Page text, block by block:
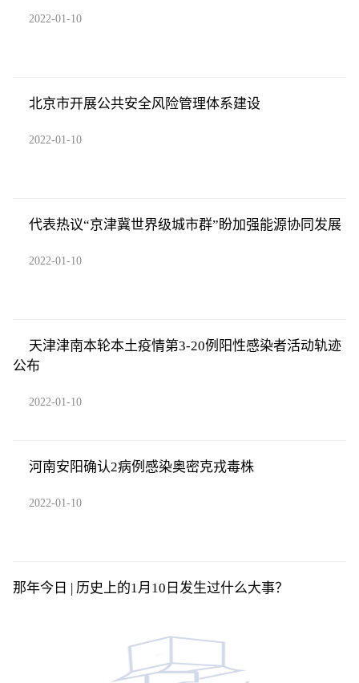
2022-01-10
北京市开展公共安全风险管理体系建设
2022-01-10
代表热议“京津冀世界级城市群”盼加强能源协同发展
2022-01-10
天津津南本轮本土疫情第3-20例阳性感染者活动轨迹
公布
2022-01-10
河南安阳确认2病例感染奥密克戎毒株
2022-01-10
那年今日 | 历史上的1月10日发生过什么大事？